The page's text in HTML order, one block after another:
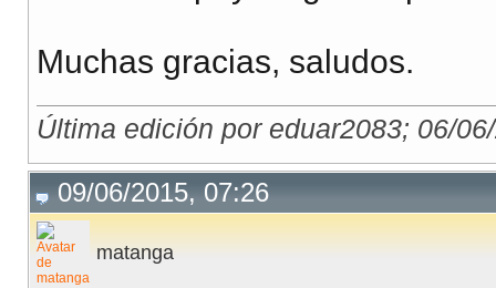
Muchas gracias, saludos.
Última edición por eduar2083; 06/
09/06/2015, 07:26
matanga